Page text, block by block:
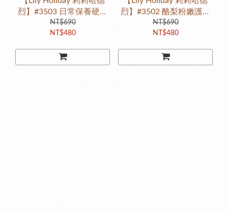
烈】#3503 日常保養硬甲
油｜指甲護理系列
NT$690
NT$480
烈】#3502 酪梨粉嫩護甲
底油 Base Coat｜指甲護
理系列
NT$690
NT$480